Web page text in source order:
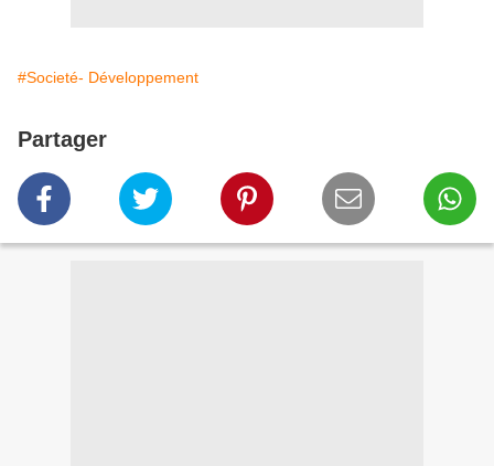
#Societé- Développement
Partager